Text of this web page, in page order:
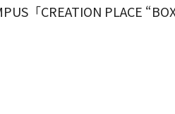
「CREATION PLACE